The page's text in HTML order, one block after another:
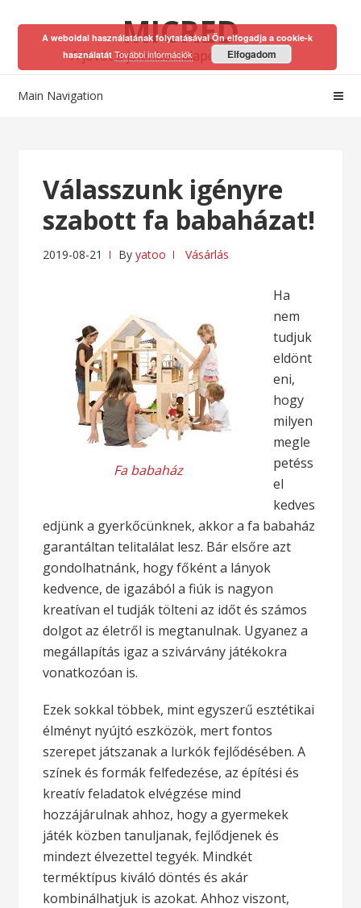
to
navigation
to
content
MICRED
A jövőt a jelenben alapozhatod meg!
Main Navigation
Válasszunk igényre
szabott fa babaházat!
2019-08-21 Byyatoo Vásárlás
Fa babaház
Ha
nem
tudjuk
eldönt
eni,
hogy
milyen
megle
petéss
el
kedves
edjünk a gyerkőcünknek, akkor a fa babaház
garantáltan telitalálat lesz. Bár elsőre azt
gondolhatnánk, hogy főként a lányok
kedvence, de igazából a fiúk is nagyon
kreatívan el tudják tölteni az időt és számos
dolgot az életről is megtanulnak. Ugyanez a
megállapítás igaz a szivárvány játékokra
vonatkozóan is.
Ezek sokkal többek, mint egyszerű esztétikai
élményt nyújtó eszközök, mert fontos
szerepet játszanak a lurkók fejlődésében. A
színek és formák felfedezése, az építési és
kreatív feladatok elvégzése mind
hozzájárulnak ahhoz, hogy a gyermekek
játék közben tanuljanak, fejlődjenek és
mindezt élvezettel tegyék. Mindkét
terméktípus kiváló döntés és akár
kombinálhatjuk is azokat. Ahhoz viszont,
A weboldal használatának folytatásával Ön elfogadja a cookie-k
használatátTovábbi információk Elfogadom